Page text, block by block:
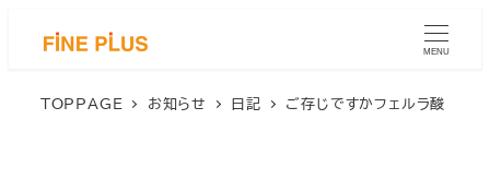
MENU
TOPPAGE お知らせ 日記 ご存じですかフェルラ酸